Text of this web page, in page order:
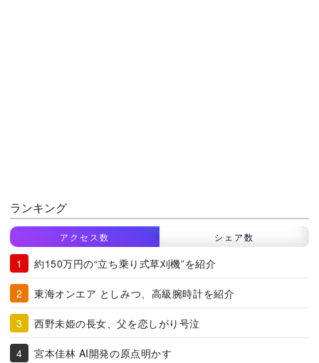
ランキング
アクセス数 シェア数
約150万円の“立ち乗り式草刈機”を紹介
東海オンエア としみつ、高級腕時計を紹介
西野未姫の長女、父を恋しがり号泣
宮本佳林 AI開発の原点明かす